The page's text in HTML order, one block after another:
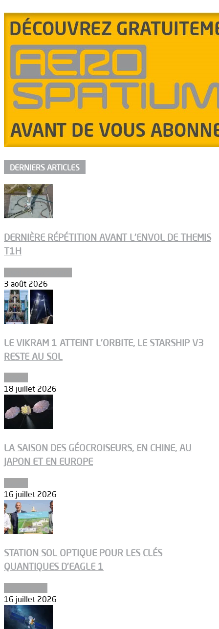
DERNIERS ARTICLES
DERNIÈRE RÉPÉTITION AVANT L’ENVOL DE THEMIS
T1H
3 août 2026
LE VIKRAM 1 ATTEINT L’ORBITE, LE STARSHIP V3
RESTE AU SOL
18 juillet 2026
LA SAISON DES GÉOCROISEURS, EN CHINE, AU
JAPON ET EN EUROPE
16 juillet 2026
STATION SOL OPTIQUE POUR LES CLÉS
QUANTIQUES D’EAGLE 1
16 juillet 2026